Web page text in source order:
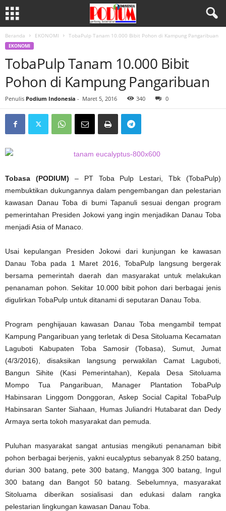
Beranda EKONOMI TobaPulp Tanam 10.000 Bibit Pohon di Kampung Pangaribuan
EKONOMI
TobaPulp Tanam 10.000 Bibit
Pohon di Kampung Pangaribuan
Penulis Podium Indonesia - Maret 5, 2016 340 0
Tobasa (PODIUM) – PT Toba Pulp Lestari, Tbk (TobaPulp)
membuktikan dukungannya dalam pengembangan dan pelestarian
kawasan Danau Toba di bumi Tapanuli sesuai dengan program
pemerintahan Presiden Jokowi yang ingin menjadikan Danau Toba
menjadi Asia of Manaco.
Usai kepulangan Presiden Jokowi dari kunjungan ke kawasan
Danau Toba pada 1 Maret 2016, TobaPulp langsung bergerak
bersama pemerintah daerah dan masyarakat untuk melakukan
penanaman pohon. Sekitar 10.000 bibit pohon dari berbagai jenis
digulirkan TobaPulp untuk ditanami di seputaran Danau Toba.
Program penghijauan kawasan Danau Toba mengambil tempat
Kampung Pangaribuan yang terletak di Desa Sitoluama Kecamatan
Laguboti Kabupaten Toba Samosir (Tobasa), Sumut, Jumat
(4/3/2016), disaksikan langsung perwakilan Camat Laguboti,
Bangun Sihite (Kasi Pemerintahan), Kepala Desa Sitoluama
Mompo Tua Pangaribuan, Manager Plantation TobaPulp
Habinsaran Linggom Donggoran, Askep Social Capital TobaPulp
Habinsaran Santer Siahaan, Humas Juliandri Hutabarat dan Dedy
Armaya serta tokoh masyarakat dan pemuda.
Puluhan masyarakat sangat antusias mengikuti penanaman bibit
pohon berbagai berjenis, yakni eucalyptus sebanyak 8.250 batang,
durian 300 batang, pete 300 batang, Mangga 300 batang, Ingul
300 batang dan Bangot 50 batang. Sebelumnya, masyarakat
Sitoluama diberikan sosialisasi dan edukasi dalam rangka
pelestarian lingkungan kawasan Danau Toba.